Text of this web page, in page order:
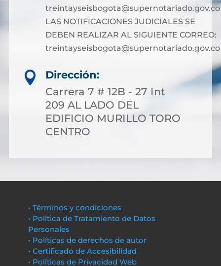
treintayseisbogota@supernotariado.gov.co
LAS NOTIFICACIONES JUDICIALES SE
DEBEN REALIZAR AL SIGUIENTE CORREO:
treintayseisbogota@supernotariado.gov.co

Dirección:
Carrera 7 # 12B - 27 Int
209 AL LADO DEL
EDIFICIO MURILLO TORO
CENTRO
• Términos y condiciones
• Política de Tratamiento de Datos
Personales
• Políticas de derechos de autor
• Certificado de Accesibilidad
• Políticas de Privacidad Web